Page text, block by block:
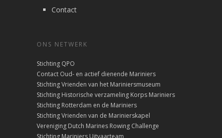
Contact
ONS NETWERK
Stichting QPO
Contact Oud- en actief dienende Mariniers
Stichting Vrienden van het Mariniersmuseum
Stichting Historische verzameling Korps Mariniers
Stichting Rotterdam en de Mariniers
Stichting Vrienden van de Marinierskapel
Vereniging Dutch Marines Rowing Challenge
Stichting Mariniers Uitvaarteam